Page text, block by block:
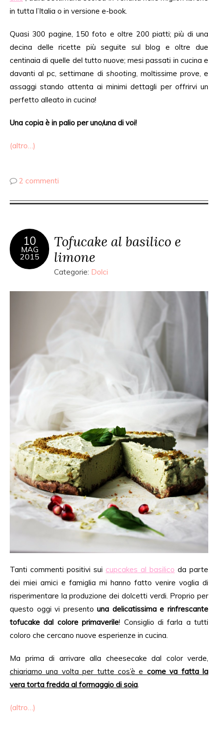
in tutta l’Italia o in versione e-book.
Quasi 300 pagine, 150 foto e oltre 200 piatti; più di una
decina delle ricette più seguite sul blog e oltre due
centinaia di quelle del tutto nuove; mesi passati in cucina e
davanti al pc, settimane di shooting, moltissime prove, e
assaggi stando attenta ai minimi dettagli per offrirvi un
perfetto alleato in cucina!
Una copia è in palio per uno/una di voi!
(altro…)
2 commenti
10
MAG
2015
Tofucake al basilico e
limone
Categorie: Dolci
Tanti commenti positivi sui cupcakes al basilico da parte
dei miei amici e famiglia mi hanno fatto venire voglia di
risperimentare la produzione dei dolcetti verdi. Proprio per
questo oggi vi presentouna delicatissima e rinfrescante
tofucake dal colore primaverile! Consiglio di farla a tutti
coloro che cercano nuove esperienze in cucina.
Ma prima di arrivare alla cheesecake dal color verde,
chiariamo una volta per tutte cos’è e come va fatta la
vera torta fredda al formaggio di soia.
(altro…)